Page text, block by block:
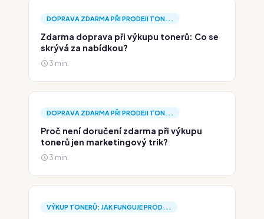
DOPRAVA ZDARMA PŘI PRODEJI TON...
Zdarma doprava při výkupu tonerů: Co se
skrývá za nabídkou?
3 min.
DOPRAVA ZDARMA PŘI PRODEJI TON...
Proč není doručení zdarma při výkupu
tonerů jen marketingový trik?
3 min.
VÝKUP TONERŮ: JAK FUNGUJE PROD...